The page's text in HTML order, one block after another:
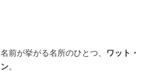
前が挙がる名所のひとつ、
ワット・
。